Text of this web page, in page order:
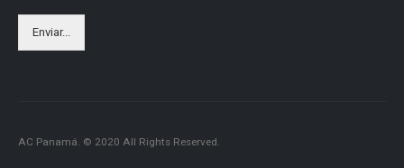
Enviar...
AC Panamá. © 2020 All Rights Reserved.